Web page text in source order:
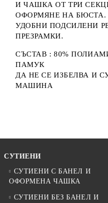
И ЧАШКА ОТ ТРИ
ОФОРМЯНЕ НА БЮСТА.
УДОБНИ ПОДСИЛЕНИ
ПРЕЗРАМКИ.
СЪСТАВ : 80%
ПАМУК
ДА НЕ СЕ ИЗБЕЛВА И
МАШИНА
СУТИЕНИ
СУТИЕНИ С БАНЕЛ И
ОФОРМЕНА ЧАШКА
СУТИЕНИ БЕЗ БАНЕЛ И